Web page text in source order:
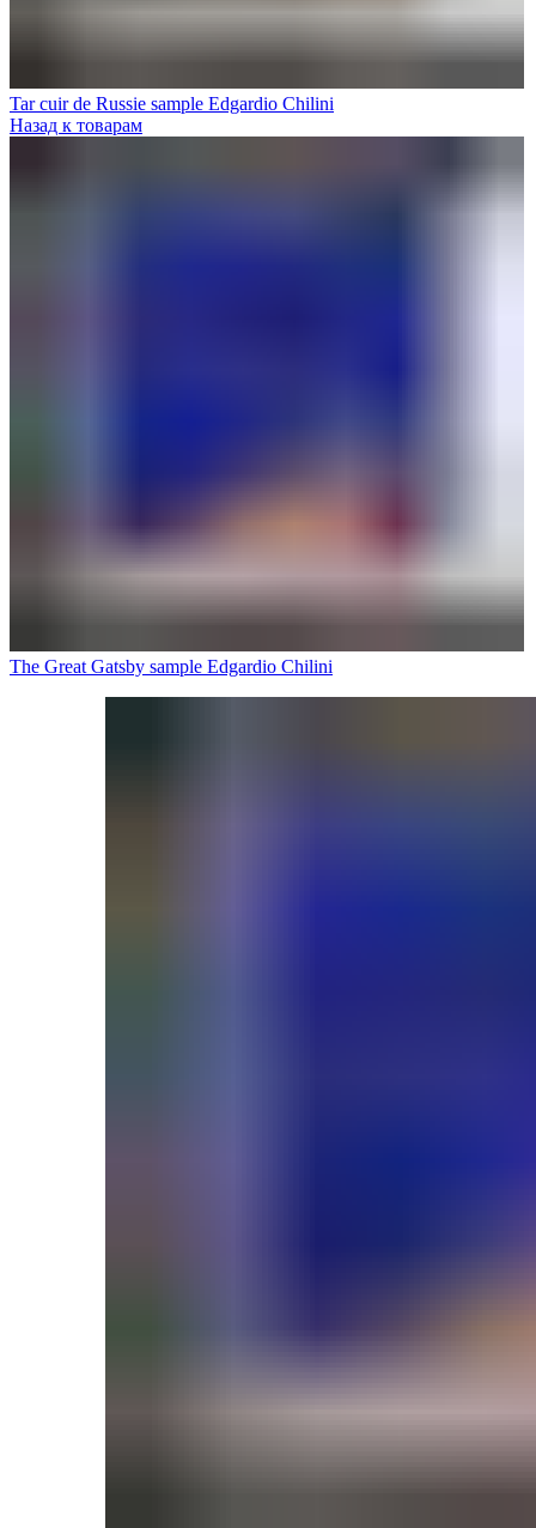
Tar cuir de Russie sample Edgardio Chilini
Назад к товарам
The Great Gatsby sample Edgardio Chilini